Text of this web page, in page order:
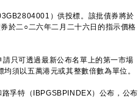
）供投標。該批債券將於
於二○二六年二月二十六日的指示價格
只可透過最新公布名單上的第一市場
均須以五萬港元或其整數倍數為單位。
孚特（IBPGSBPINDEX）公布，公布